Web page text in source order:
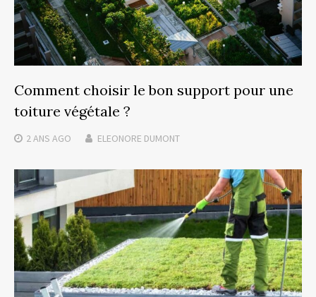
Comment choisir le bon support pour une
toiture végétale ?
2 ANS AGO ELEONORE DUMONT